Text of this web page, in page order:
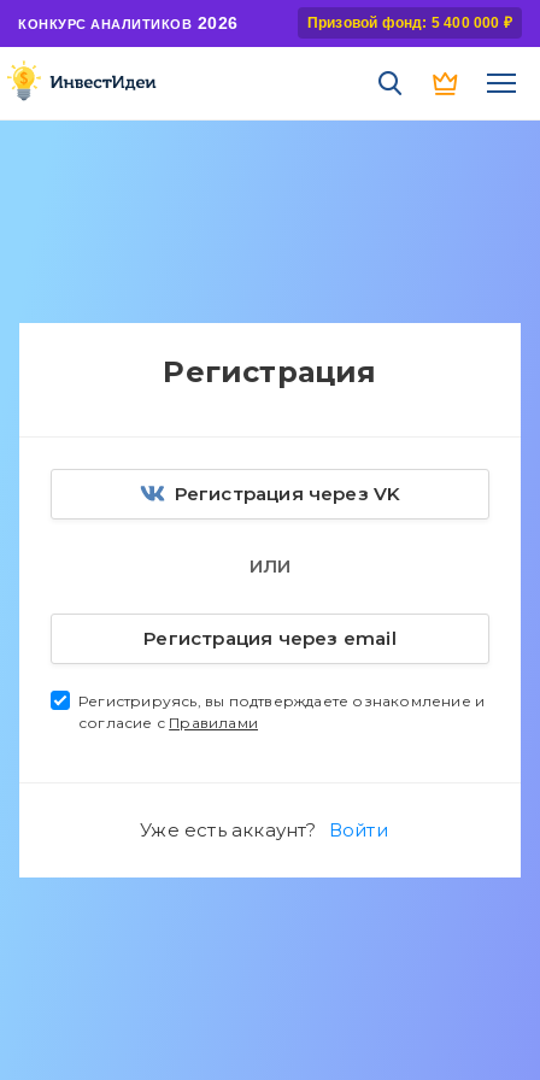
КОНКУРС АНАЛИТИКОВ 2026 Призовой фонд: 5 400 000 ₽
Регистрация
Регистрация через VK
ИЛИ
Регистрация через email
Регистрируясь, вы подтверждаете ознакомление и
согласие с Правилами
Уже есть аккаунт? Войти